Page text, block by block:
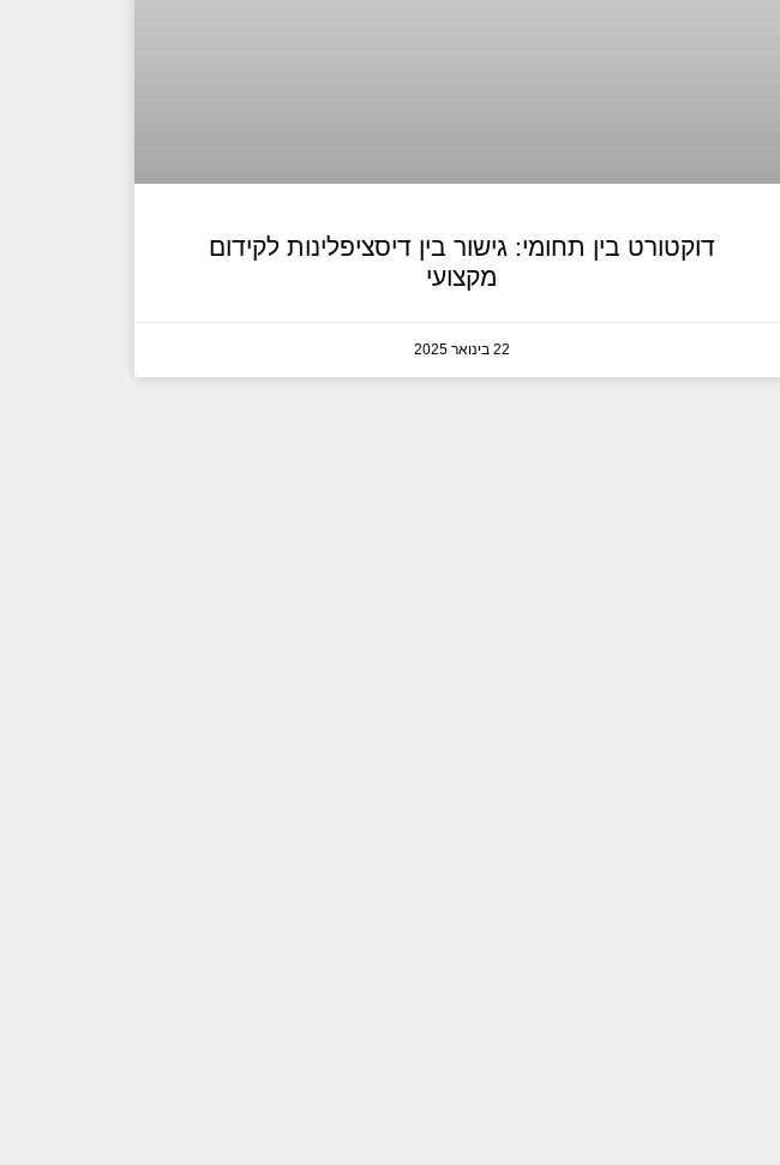
דוקטורט בין תחומי: גישור בין דיסציפלינות לקידום
מקצועי
22 בינואר 2025